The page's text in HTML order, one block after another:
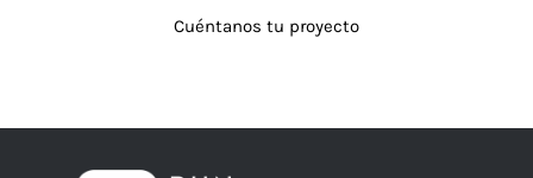
Cuéntanos tu proyecto